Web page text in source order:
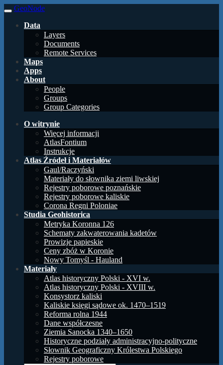
GeoNode
Data
Layers
Documents
Remote Services
Maps
Apps
About
People
Groups
Group Categories
O witrynie
Więcej informacji
AtlasFontium
Instrukcje
Atlas Źródeł i Materiałów
Gaul/Raczyński
Materiały do słownika ziemi liwskiej
Rejestry poborowe poznańskie
Rejestry poborowe kaliskie
Corona Regni Poloniae
Studia Geohistorica
Metryka Koronna 126
Schematy zakwaterowania kadetów
Prowizje papieskie
Ceny zbóż w Koronie
Nowy Tomyśl - Hauland
Materiały
Atlas historyczny Polski - XVI w.
Atlas historyczny Polski - XVIII w.
Konsystorz kaliski
Kaliskie księgi sądowe ok. 1470–1519
Reforma rolna 1944
Dane współczesne
Ziemia Sanocka 1340–1650
Historyczne podziały administracyjno-polityczne
Słownik Geograficzny Królestwa Polskiego
Rejestry poborowe